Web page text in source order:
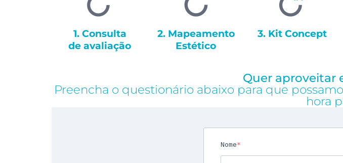
1. Consulta
de avaliação
2. Mapeamento
Estético
3. Kit Concept
Quer aproveitar
Preencha o questionário abaixo para que
hora